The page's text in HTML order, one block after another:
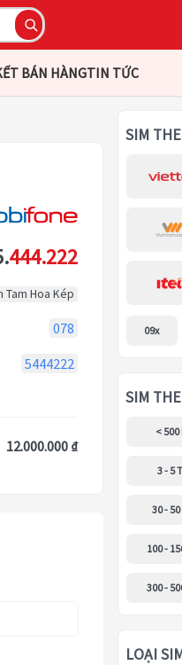
BÁN HÀNGTIN TỨC
444.222
Tam Hoa Kép
078
5444222
12.000.000 ₫
SIM
09x
SIM
< 500
3 - 5
30 -
100 -
300 -
LOẠI